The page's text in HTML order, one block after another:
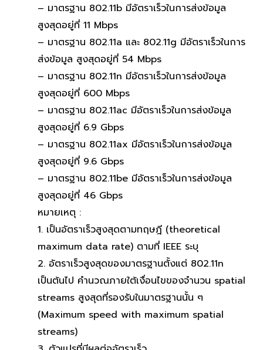
– มาตรฐาน 802.11b มีอัตราเร็วในการส่งข้อมูล
สูงสุดอยู่ที่ 11 Mbps
– มาตรฐาน 802.11a และ 802.11g มีอัตราเร็วในการ
ส่งข้อมูล สูงสุดอยู่ที่ 54 Mbps
– มาตรฐาน 802.11n มีอัตราเร็วในการส่งข้อมูล
สูงสุดอยู่ที่ 600 Mbps
– มาตรฐาน 802.11ac มีอัตราเร็วในการส่งข้อมูล
สูงสุดอยู่ที่ 6.9 Gbps
– มาตรฐาน 802.11ax มีอัตราเร็วในการส่งข้อมูล
สูงสุดอยู่ที่ 9.6 Gbps
– มาตรฐาน 802.11be มีอัตราเร็วในการส่งข้อมูล
สูงสุดอยู่ที่ 46 Gbps
หมายเหตุ :
1. เป็นอัตราเร็วสูงสุดตามทฤษฎี (theoretical
maximum data rate) ตามที่ IEEE ระบุ
2. อัตราเร็วสูงสุดของมาตรฐานตั้งแต่ 802.11n
เป็นต้นไป คำนวณภายใต้เงื่อนไขของจำนวน spatial
streams สูงสุดที่รองรับในมาตรฐานนั้น ๆ
(Maximum speed with maximum spatial
streams)